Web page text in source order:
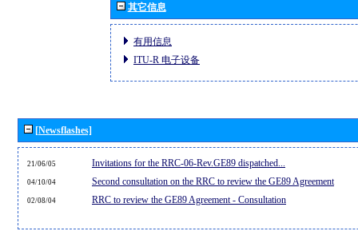
其它信息
有用信息
ITU-R 电子设备
[Newsflashes]
21/06/05 Invitations for the RRC-06-Rev.GE89 dispatched...
04/10/04 Second consultation on the RRC to review the GE89 Agreement
02/08/04 RRC to review the GE89 Agreement - Consultation